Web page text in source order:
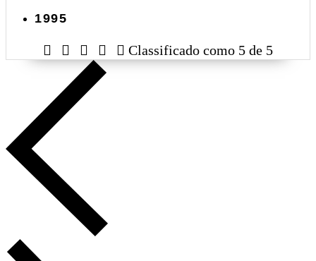
1995
     Classificado como 5 de 5